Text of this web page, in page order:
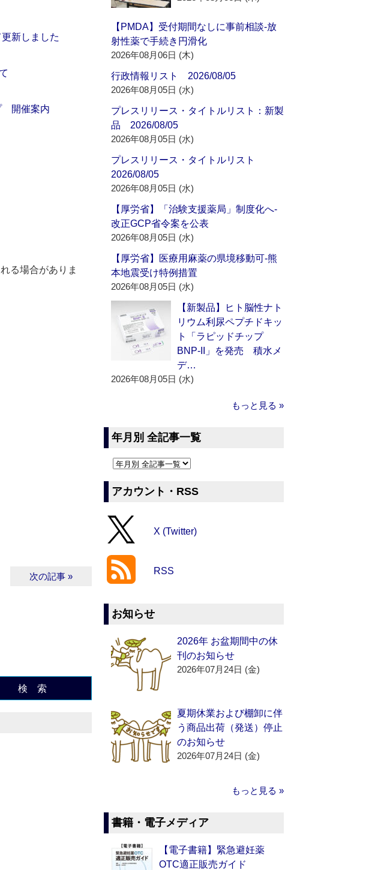
新しました
開催案内
る場合がありま
次の記事 »
検 索
【PMDA】受付期間なしに事前相談‐放
射性薬で手続き円滑化
2026年08月06日 (木)
行政情報リスト 2026/08/05
2026年08月05日 (水)
プレスリリース・タイトルリスト：新製
品 2026/08/05
2026年08月05日 (水)
プレスリリース・タイトルリスト
2026/08/05
2026年08月05日 (水)
【厚労省】「治験支援薬局」制度化へ‐
改正GCP省令案を公表
2026年08月05日 (水)
【厚労省】医療用麻薬の県境移動可‐熊
本地震受け特例措置
2026年08月05日 (水)
【新製品】ヒト脳性ナト
リウム利尿ペプチドキッ
ト「ラピッドチップ
BNP-II」を発売 積水メ
デ…
2026年08月05日 (水)
もっと見る »
年月別 全記事一覧
アカウント・RSS
X (Twitter)
RSS
お知らせ
2026年 お盆期間中の休
刊のお知らせ
2026年07月24日 (金)
夏期休業および棚卸に伴
う商品出荷（発送）停止
のお知らせ
2026年07月24日 (金)
もっと見る »
書籍・電子メディア
【電子書籍】緊急避妊薬
OTC適正販売ガイド